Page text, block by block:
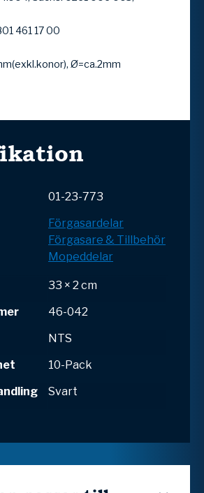
461 17 00
Ø=ca.2mm
01-23-773
Förgasardelar
Förgasare & Tillbehör
Mopeddelar
33 × 2 cm
46-042
NTS
10-Pack
Svart